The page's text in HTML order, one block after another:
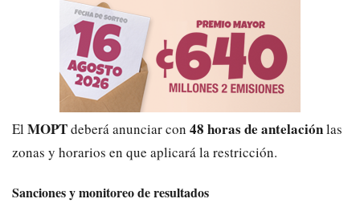
El MOPTdeberá anunciar con 48 horas de antelaciónlas
zonas y horarios en que aplicará la restricción.
Sanciones y monitoreo de resultados